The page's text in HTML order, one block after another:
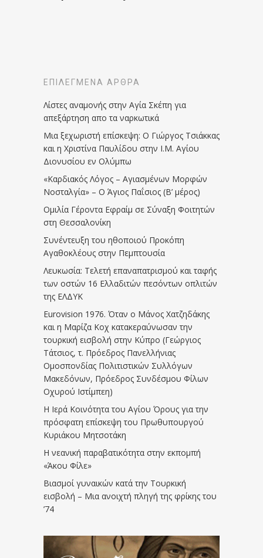
ΕΠΙΛΕΓΜΈΝΑ ΆΡΘΡΑ
Λίστες αναμονής στην Αγία Σκέπη για
απεξάρτηση απο τα ναρκωτικά
Μια ξεχωριστή επίσκεψη: Ο Γιώργος Τσιάκκας
και η Χριστίνα Παυλίδου στην Ι.Μ. Αγίου
Διονυσίου εν Ολύμπω
«Καρδιακός Λόγος – Αγιασμένων Μορφών
Νοσταλγία» – Ο Άγιος Παΐσιος (Β’ μέρος)
Ομιλία Γέροντα Εφραίμ σε Σύναξη Φοιτητών
στη Θεσσαλονίκη
Συνέντευξη του ηθοποιού Προκόπη
Αγαθοκλέους στην Πεμπτουσία
Λευκωσία: Τελετή επαναπατρισμού και ταφής
των οστών 16 Ελλαδιτών πεσόντων οπλιτών
της ΕΛΔΥΚ
Eurovision 1976. Όταν ο Μάνος Χατζηδάκης
και η Μαρίζα Κοχ κατακεραύνωσαν την
τουρκική εισβολή στην Κύπρο (Γεώργιος
Τάτσιος, τ. Πρόεδρος Πανελλήνιας
Ομοσπονδίας Πολιτιστικών Συλλόγων
Μακεδόνων, Πρόεδρος Συνδέσμου Φίλων
Οχυρού Ιστίμπεη)
Η Ιερά Κοινότητα του Αγίου Όρους για την
πρόσφατη επίσκεψη του Πρωθυπουργού
Κυριάκου Μητσοτάκη
Η νεανική παραβατικότητα στην εκπομπή
«Άκου Φίλε»
Βιασμοί γυναικών κατά την Τουρκική
εισβολή – Μια ανοιχτή πληγή της φρίκης του
’74